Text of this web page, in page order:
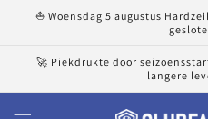
naar de
⛵ Woensdag 5 augustus
🚀 Piekdrukte door
langere